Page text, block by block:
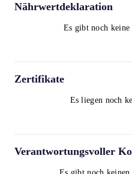
Nährwertdeklaration
Es gibt noch
Zertifikate
Es liegen noch
Verantwortungsvoller